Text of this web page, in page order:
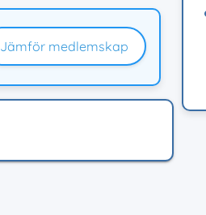
Jämför medlemskap